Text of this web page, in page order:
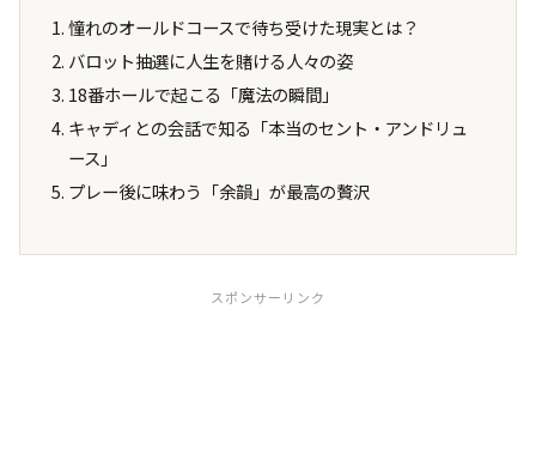
憧れのオールドコースで待ち受けた現実とは？
バロット抽選に人生を賭ける人々の姿
18番ホールで起こる「魔法の瞬間」
キャディとの会話で知る「本当のセント・アンドリュ
ース」
プレー後に味わう「余韻」が最高の贅沢
スポンサーリンク